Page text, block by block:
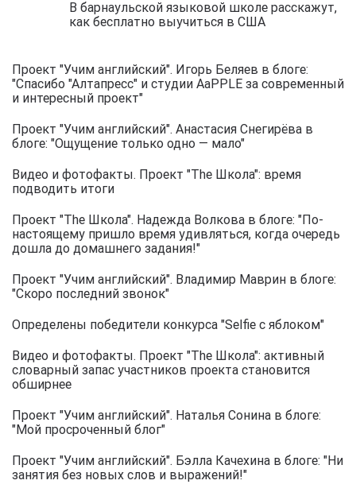
В барнаульской языковой школе расскажут,
как бесплатно выучиться в США
Проект "Учим английский". Игорь Беляев в блоге:
"Спасибо "Алтапресс" и студии AaPPLE за современный
и интересный проект"
Проект "Учим английский". Анастасия Снегирёва в
блоге: "Ощущение только одно — мало"
Видео и фотофакты. Проект "The Школа": время
подводить итоги
Проект "The Школа". Надежда Волкова в блоге: "По-
настоящему пришло время удивляться, когда очередь
дошла до домашнего задания!"
Проект "Учим английский". Владимир Маврин в блоге:
"Скоро последний звонок"
Определены победители конкурса "Selfie с яблоком"
Видео и фотофакты. Проект "The Школа": активный
словарный запас участников проекта становится
обширнее
Проект "Учим английский". Наталья Сонина в блоге:
"Мой просроченный блог"
Проект "Учим английский". Бэлла Качехина в блоге: "Ни
занятия без новых слов и выражений!"